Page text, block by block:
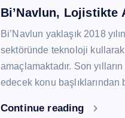
Bi’Navlun, Lojistikte
Bi’Navlun yaklaşık 2018
sektöründe teknoloji
amaçlamaktadır. Son
edecek konu
Continue reading